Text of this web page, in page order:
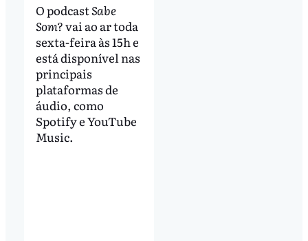
O podcastSabe
Som?vai ao ar toda
sexta-feira às 15h e
está disponível nas
principais
plataformas de
áudio, como
Spotify e YouTube
Music.